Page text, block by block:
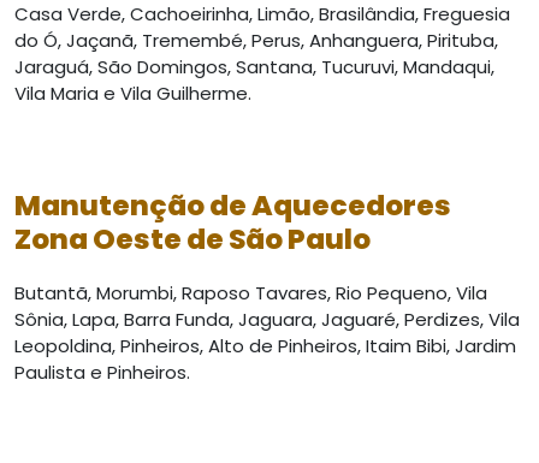
Casa Verde, Cachoeirinha, Limão, Brasilândia, Freguesia
do Ó, Jaçanã, Tremembé, Perus, Anhanguera, Pirituba,
Jaraguá, São Domingos, Santana, Tucuruvi, Mandaqui,
Vila Maria e Vila Guilherme.
Manutenção de Aquecedores
Zona Oeste de São Paulo
Butantã, Morumbi, Raposo Tavares, Rio Pequeno, Vila
Sônia, Lapa, Barra Funda, Jaguara, Jaguaré, Perdizes, Vila
Leopoldina, Pinheiros, Alto de Pinheiros, Itaim Bibi, Jardim
Paulista e Pinheiros.